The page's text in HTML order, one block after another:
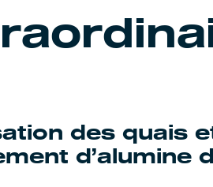
des quais
d’alumine